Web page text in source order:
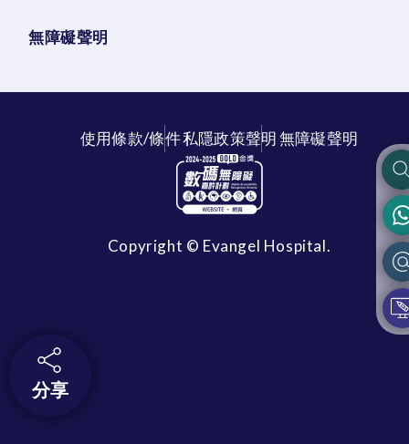
無障礙聲明
使用條款/條件私隱政策聲明無障礙聲明
Copyright © Evangel Hospital.
分享